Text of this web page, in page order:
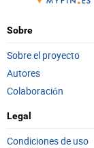
Sobre
Sobre el proyecto
Autores
Colaboración
Legal
Condiciones de uso